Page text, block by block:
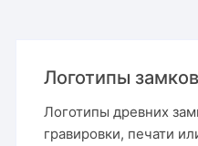
Логотипы
Логотипы древних
гравировки, печати